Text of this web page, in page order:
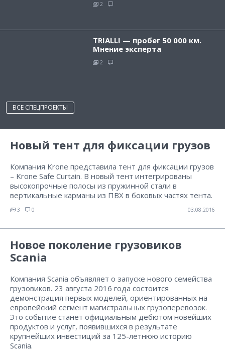
2
TRIALLI — пробег 50 000 км.
Мнение эксперта
2
ВСЕ СПЕЦПРОЕКТЫ
Новый тент для фиксации грузов
Компания Krone представила тент для фиксации грузов
– Krone Safe Curtain. В новый тент интегрированы
высокопрочные полосы из пружинной стали в
вертикальные карманы из ПВХ в боковых частях тента.
3 0 03.08.2016
Новое поколение грузовиков
Scania
Компания Scania объявляет о запуске нового семейства
грузовиков. 23 августа 2016 года состоится
демонстрация первых моделей, ориентированных на
европейский сегмент магистральных грузоперевозок.
Это событие станет официальным дебютом новейших
продуктов и услуг, появившихся в результате
крупнейших инвестиций за 125-летнюю историю
Scania.